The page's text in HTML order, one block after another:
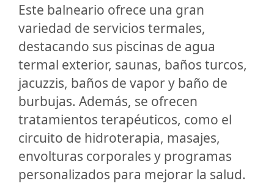
Este balneario ofrece una gran
variedad de servicios termales,
destacando sus piscinas de agua
termal exterior, saunas, baños turcos,
jacuzzis, baños de vapor y baño de
burbujas. Además, se ofrecen
tratamientos terapéuticos, como el
circuito de hidroterapia, masajes,
envolturas corporales y programas
personalizados para mejorar la salud.